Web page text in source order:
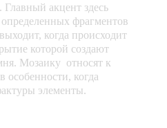
акцент здесь
определенных фрагментов
когда происходит
которой создают
Мозаику относят к
особенности, когда
элементы.